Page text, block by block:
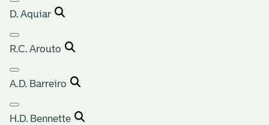
D. Aquiar
R.C. Arouto
A.D. Barreiro
H.D. Bennette